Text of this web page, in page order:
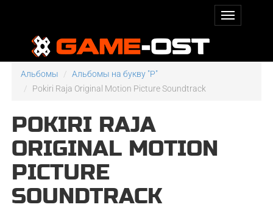
Альбомы
Альбомы на букву "P"
Pokiri Raja Original Motion Picture Soundtrack
POKIRI RAJA
ORIGINAL MOTION
PICTURE
SOUNDTRACK